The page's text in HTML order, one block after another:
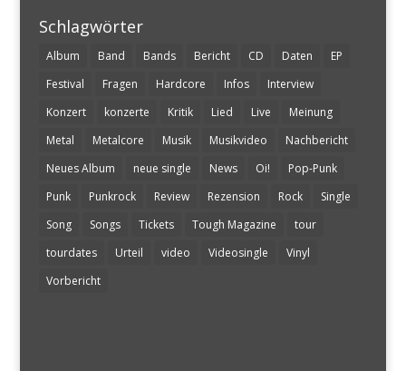
Schlagwörter
Album Band Bands Bericht CD Daten
EP
Festival
Fragen Hardcore Infos
Interview
Konzert
konzerte Kritik Lied Live
Meinung
Metal
Metalcore Musik Musikvideo
Nachbericht
Neues Album
neue single News Oi!
Pop-Punk
Punk
Punkrock Review Rezension Rock
Single
Song
Songs Tickets Tough Magazine
tour
tourdates
Urteil video Videosingle
Vinyl
Vorbericht